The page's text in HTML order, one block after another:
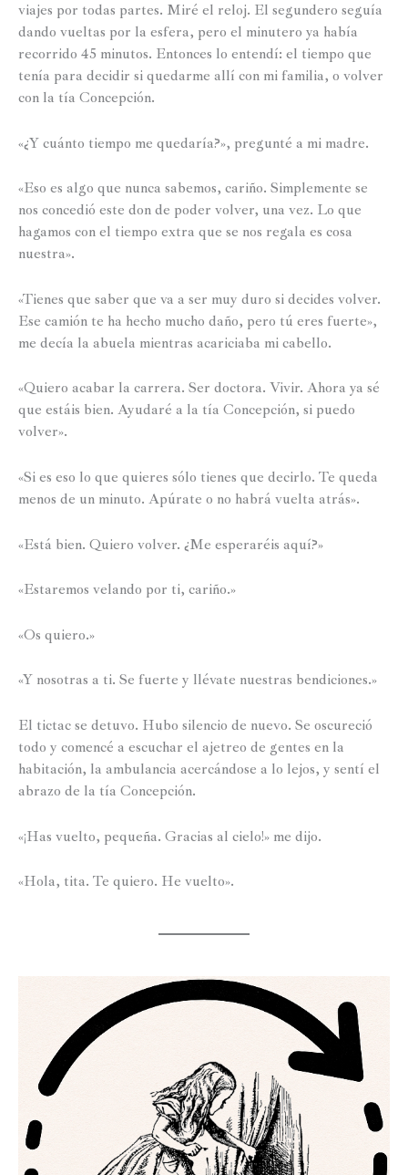
viajes por todas partes. Miré el reloj. El segundero seguía
dando vueltas por la esfera, pero el minutero ya había
recorrido 45 minutos. Entonces lo entendí: el tiempo que
tenía para decidir si quedarme allí con mi familia, o volver
con la tía Concepción.
«¿Y cuánto tiempo me quedaría?», pregunté a mi madre.
«Eso es algo que nunca sabemos, cariño. Simplemente se
nos concedió este don de poder volver, una vez. Lo que
hagamos con el tiempo extra que se nos regala es cosa
nuestra».
«Tienes que saber que va a ser muy duro si decides volver.
Ese camión te ha hecho mucho daño, pero tú eres fuerte»,
me decía la abuela mientras acariciaba mi cabello.
«Quiero acabar la carrera. Ser doctora. Vivir. Ahora ya sé
que estáis bien. Ayudaré a la tía Concepción, si puedo
volver».
«Si es eso lo que quieres sólo tienes que decirlo. Te queda
menos de un minuto. Apúrate o no habrá vuelta atrás».
«Está bien. Quiero volver. ¿Me esperaréis aquí?»
«Estaremos velando por ti, cariño.»
«Os quiero.»
«Y nosotras a ti. Se fuerte y llévate nuestras bendiciones.»
El tictac se detuvo. Hubo silencio de nuevo. Se oscureció
todo y comencé a escuchar el ajetreo de gentes en la
habitación, la ambulancia acercándose a lo lejos, y sentí el
abrazo de la tía Concepción.
«¡Has vuelto, pequeña. Gracias al cielo!» me dijo.
«Hola, tita. Te quiero. He vuelto».